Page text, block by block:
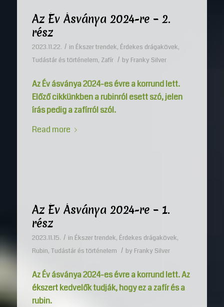
Az Év Ásványa 2024-re – 2.
rész
2023.11.22. / in Ékszer trendek, Érdekes drágakövek,
Tudástár és történelem, Zafír / by Franky Silver
Az Év ásványa 2024-es évre a korrund lett.
Előző cikkünkben a rubinról esett szó, jelen
írás pedig a zafírról szól.
Read more
Az Év Ásványa 2024-re – 1.
rész
2023.11.15. / in Ékszer trendek, Érdekes drágakövek,
Rubin, Tudástár és történelem / by Franky Silver
Az Év ásványa 2024-es évre a korrund lett. Az
ékszert kedvelők tudják, hogy ez a zafír és a
rubin.